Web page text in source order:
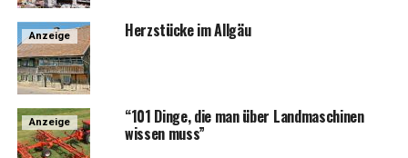
Anzeige Herz­stü­cke im Allgäu
Anzeige “101 Din­ge, die man über Land­ma­schi­nen
wis­sen muss”